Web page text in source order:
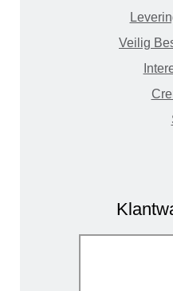
Veilig